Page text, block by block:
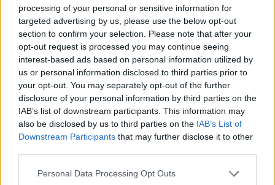
processing of your personal or sensitive information for
targeted advertising by us, please use the below opt-out
section to confirm your selection. Please note that after your
opt-out request is processed you may continue seeing
interest-based ads based on personal information utilized by
us or personal information disclosed to third parties prior to
your opt-out. You may separately opt-out of the further
disclosure of your personal information by third parties on the
IAB’s list of downstream participants. This information may
also be disclosed by us to third parties on the IAB’s List of
Downstream Participants that may further disclose it to other
Please note that this website/app uses one or more Google
Personal Data Processing Opt Outs
possibile scoprire vere perle e costruire una
collezione significativa, che unisce passione e
competenza.
AUTORE
Niccolò Conforti
Niccolò Conforti ha seguito il lancio di una
startup napoletana in un incontro al Centro
Direzionale, sostenendo una linea editoriale
fintech, porta un dettaglio biografico: